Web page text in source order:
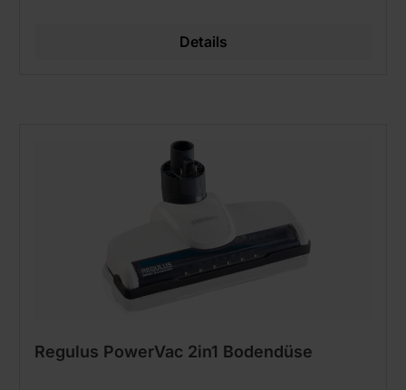
Details
Regulus PowerVac 2in1 Bodendüse